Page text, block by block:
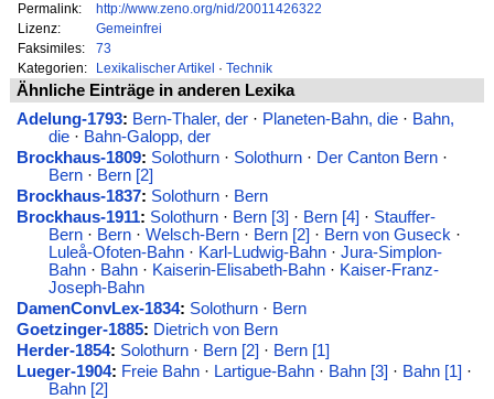
Permalink:
http://www.zeno.org/nid/20011426322
Lizenz:
Gemeinfrei
Faksimiles:
73
Kategorien:
Lexikalischer Artikel · Technik
Ähnliche Einträge in anderen Lexika
Adelung-1793: Bern-Thaler, der· Planeten-Bahn, die· Bahn,
die· Bahn-Galopp, der
Brockhaus-1809: Solothurn· Solothurn· Der Canton Bern·
Bern· Bern [2]
Brockhaus-1837: Solothurn· Bern
Brockhaus-1911: Solothurn· Bern [3] · Bern [4] · Stauffer-
Bern· Bern· Welsch-Bern· Bern [2] · Bern von Guseck ·
Luleå-Ofoten-Bahn· Karl-Ludwig-Bahn· Jura-Simplon-
Bahn· Bahn· Kaiserin-Elisabeth-Bahn· Kaiser-Franz-
Joseph-Bahn
DamenConvLex-1834: Solothurn· Bern
Goetzinger-1885: Dietrich von Bern
Herder-1854: Solothurn· Bern [2] · Bern [1]
Lueger-1904: Freie Bahn· Lartigue-Bahn· Bahn [3] · Bahn [1] ·
Bahn [2]